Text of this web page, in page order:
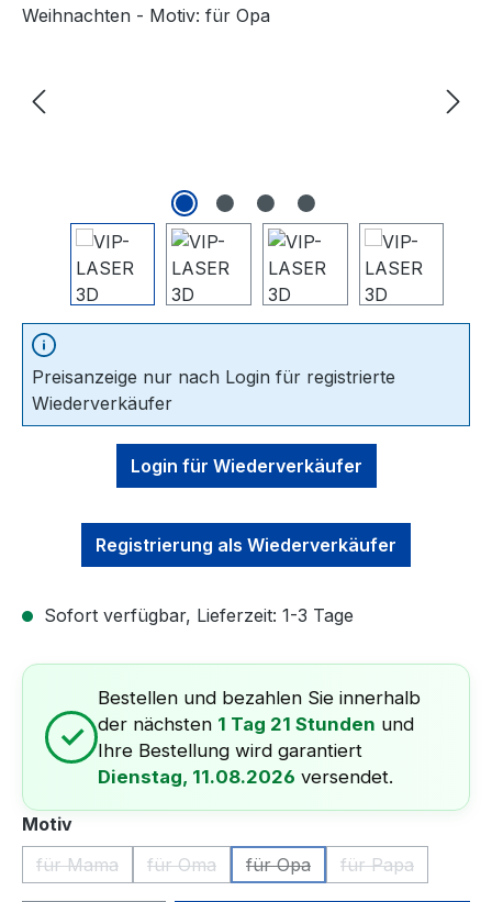
Preisanzeige nur nach Login für registrierte
Wiederverkäufer
Login für Wiederverkäufer
Registrierung als Wiederverkäufer
Sofort verfügbar, Lieferzeit: 1-3 Tage
✓
Bestellen und bezahlen Sie innerhalb
der nächsten 1 Tag 21 Stunden und
Ihre Bestellung wird garantiert
Dienstag, 11.08.2026 versendet.
Motivauswählen
für Mama
(Diese Option ist zurzeit nicht verfügbar.)
für Oma
(Diese Option ist zurzeit nicht verfügbar.)
für Opa
(Diese Option ist zurzeit
für Papa
(Diese Option